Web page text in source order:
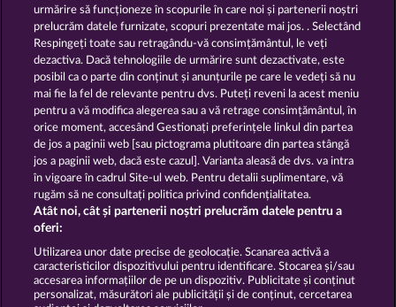
MAJESTIC KING GOLDEN EI OF MOORHUHN
Termeni și condiții
Declarație de confidențialitate
Asistență tehnică Firmă
Trimite Cererea de Retragere
urmărire să funcționeze în scopurile în care noi și partenerii noștri
prelucrăm datele furnizate, scopuri prezentate mai jos. . Selectând
Respingeți toate sau retragându-vă consimțământul, le veți
dezactiva. Dacă tehnologiile de urmărire sunt dezactivate, este
posibil ca o parte din conținut și anunțurile pe care le vedeți să nu
mai fie la fel de relevante pentru dvs. Puteți reveni la acest meniu
pentru a vă modifica alegerea sau a vă retrage consimțământul, în
orice moment, accesând Gestionați preferințele linkul din partea
de jos a paginii web [sau pictograma plutitoare din partea stângă
jos a paginii web, dacă este cazul]. Varianta aleasă de dvs. va intra
în vigoare în cadrul Site-ul web. Pentru detalii suplimentare, vă
rugăm să ne consultați politica privind confidențialitatea.
Atât noi, cât și partenerii noștri prelucrăm datele pentru a
oferi:
Utilizarea unor date precise de geolocație. Scanarea activă a
caracteristicilor dispozitivului pentru identificare. Stocarea și/sau
accesarea informațiilor de pe un dispozitiv. Publicitate și conținut
personalizat, măsurători ale publicității și de conținut, cercetarea